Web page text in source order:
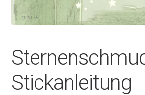
Stickanleitung